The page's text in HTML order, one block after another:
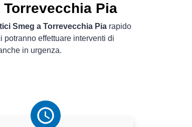
Pia
Smeg a Torrevecchia Piarapido
potranno effettuare interventi di
in urgenza.